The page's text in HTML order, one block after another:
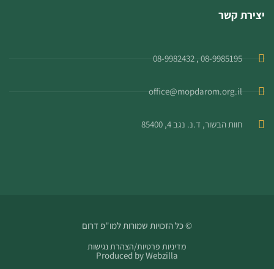
יצירת קשר
08-9985195 , 08-9982432
office@mopdarom.org.il
חוות הבשור, ד.נ. נגב 4, 85400
© כל הזכויות שמורות למו"פ דרום
מדיניות פרטיות/הצהרת נגישות
Produced byWebzilla